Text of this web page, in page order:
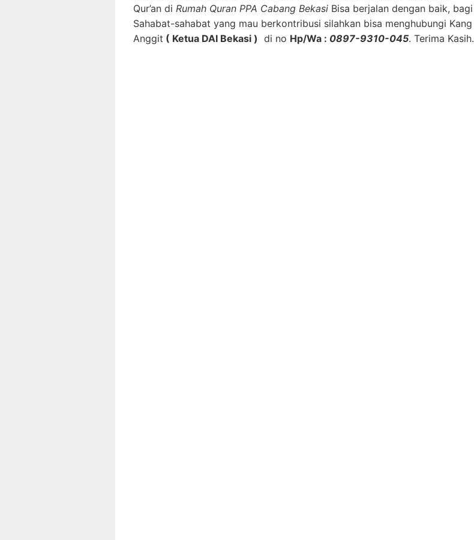
Qur’an di Rumah Quran PPA Cabang Bekasi Bisa berjalan dengan baik, bagi
Sahabat-sahabat yang mau berkontribusi silahkan bisa menghubungi Kang
Anggit ( Ketua DAI Bekasi ) di no Hp/Wa : 0897-9310-045. Terima Kasih.